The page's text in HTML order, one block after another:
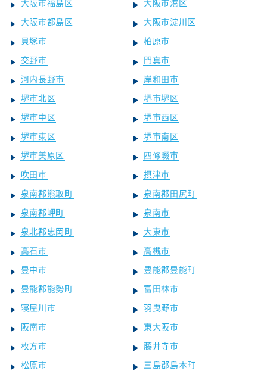
大阪市都島区
大阪市淀川区
貝塚市
柏原市
交野市
門真市
河内長野市
岸和田市
堺市北区
堺市堺区
堺市中区
堺市西区
堺市東区
堺市南区
堺市美原区
四條畷市
吹田市
摂津市
泉南郡熊取町
泉南郡田尻町
泉南郡岬町
泉南市
泉北郡忠岡町
大東市
高石市
高槻市
豊中市
豊能郡豊能町
豊能郡能勢町
富田林市
寝屋川市
羽曳野市
阪南市
東大阪市
枚方市
藤井寺市
松原市
三島郡島本町